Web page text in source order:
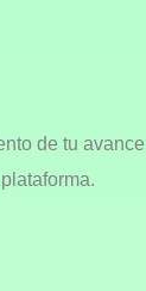
de tu